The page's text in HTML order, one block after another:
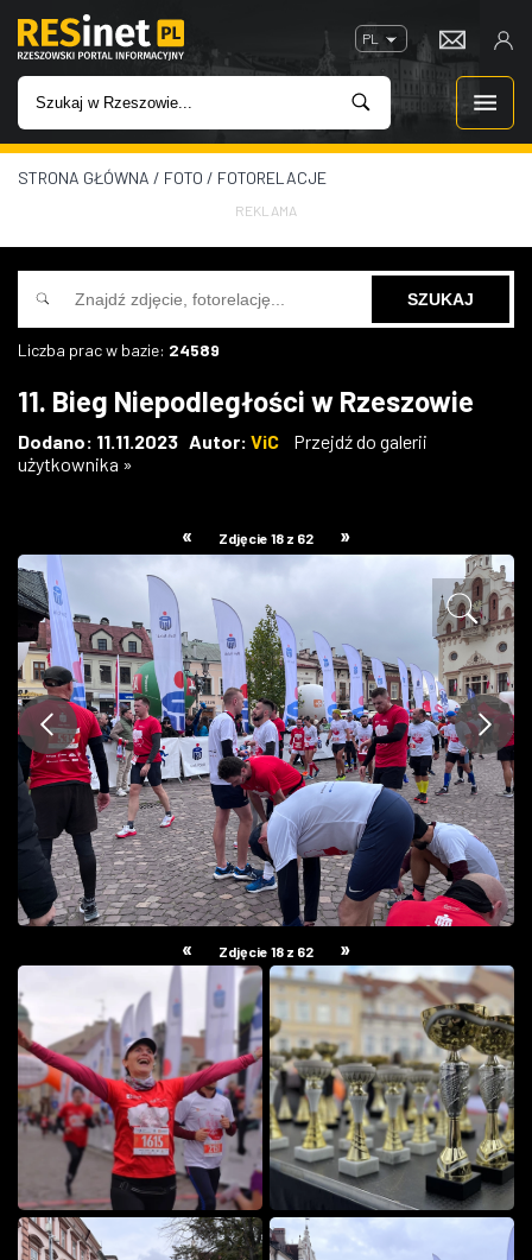
PL
WIADOMOŚCI
INWESTYCJE
IMPREZY
W KINACH
ZDJĘCIA
W RZESZOWIE
STRONA GŁÓWNA / FOTO / FOTORELACJE
REKLAMA
Liczba prac w bazie: 24589
11. Bieg Niepodległości w Rzeszowie
Dodano: 11.11.2023 Autor: ViC
Przejdź do galerii
użytkownika »
« Zdjęcie 18 z 62 »
« Zdjęcie 18 z 62 »